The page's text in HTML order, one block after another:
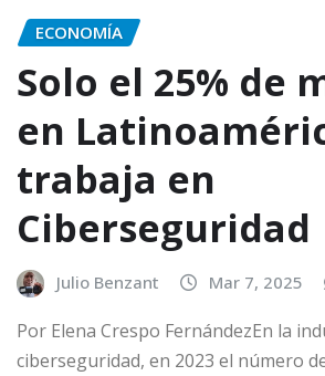
ECONOMÍA
Solo el 25% de
en
trabaja en
Ciberseguridad
Julio Benzant Mar 7, 2025
Por Elena Crespo FernándezEn la
ciberseguridad, en 2023 el número